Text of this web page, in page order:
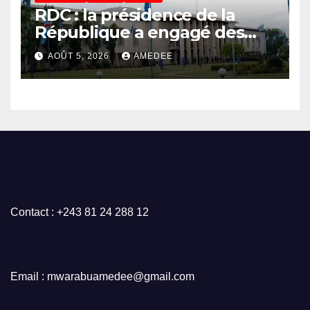
RDC : la présidence de la
République a engagé des
dépenses estimées à 554
millions USD au 1er semestre
2026 (budget)
AOÛT 5, 2026 AMEDEE
Contact : +243 81 24 288 12
Email : mwarabuamedee@gmail.com